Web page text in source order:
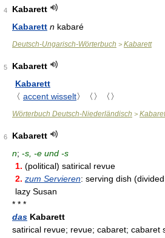
4
Kabarett
Kabarett n kabaré
Deutsch-Ungarisch-Wörterbuch > Kabarett
5
Kabarett
Kabarett
〈 accent wisselt〉〈〉〈〉
Wörterbuch Deutsch-Niederländisch >
6
Kabarett
n; -s, -e und -s
1. (political) satirical revue
2. zum Servieren: serving dish
lazy Susan
* * *
das Kabarett
satirical revue; revue; cabaret; cabaret